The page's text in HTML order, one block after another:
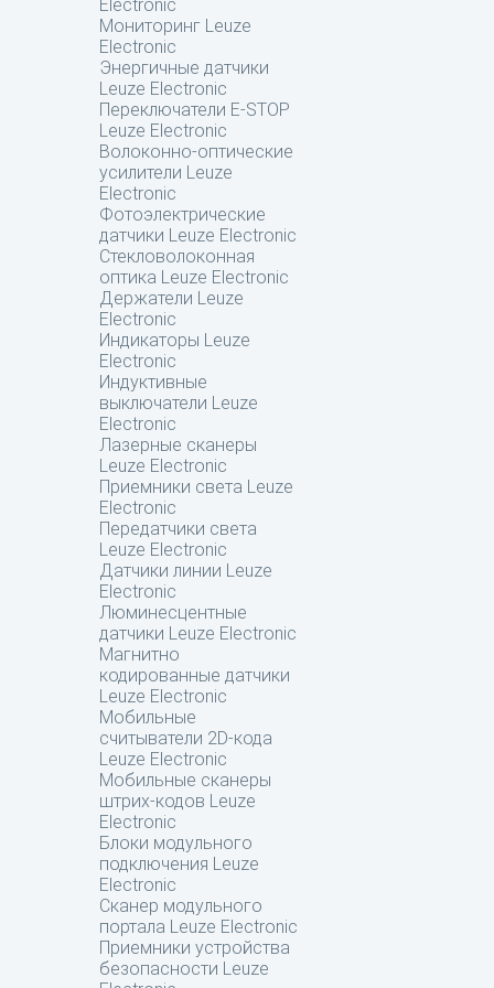
Electronic
Мониторинг Leuze
Electronic
Энергичные датчики
Leuze Electronic
Переключатели E-STOP
Leuze Electronic
Волоконно-оптические
усилители Leuze
Electronic
Фотоэлектрические
датчики Leuze Electronic
Стекловолоконная
оптика Leuze Electronic
Держатели Leuze
Electronic
Индикаторы Leuze
Electronic
Индуктивные
выключатели Leuze
Electronic
Лазерные сканеры
Leuze Electronic
Приемники света Leuze
Electronic
Передатчики света
Leuze Electronic
Датчики линии Leuze
Electronic
Люминесцентные
датчики Leuze Electronic
Магнитно
кодированные датчики
Leuze Electronic
Мобильные
считыватели 2D-кода
Leuze Electronic
Мобильные сканеры
штрих-кодов Leuze
Electronic
Блоки модульного
подключения Leuze
Electronic
Сканер модульного
портала Leuze Electronic
Приемники устройства
безопасности Leuze